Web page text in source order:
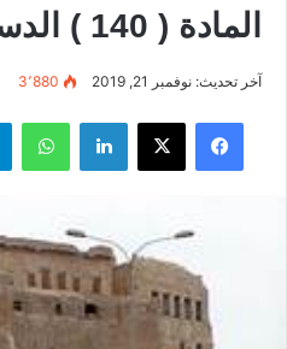
المادة ( 140 ) الدستورية
آخر تحديث: نوفمبر 21, 2019 3٬880
فيسبوك لينكدإن واتساب